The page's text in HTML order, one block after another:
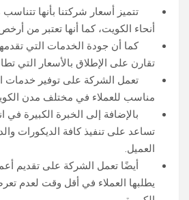
تتميز أسعار شركتنا بأنها
أنحاء الكويت، كما أنها تعتبر من
كما أن جودة الخدمات التي تقدمها
تقارن على الإطلاق بالأسعار التي
تعمل الشركة على توفير خدمات
مناسب للعملاء في مختلف مدن
بالإضافة إلى الخبرة الكبيرة في
تساعد على تنفيذ كافة الديكورات
العميل.
أيضًا تعمل الشركة على تقديم
يطلبها العملاء في أقل وقت لعدم